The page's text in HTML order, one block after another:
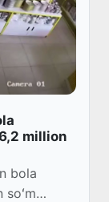
million
bola